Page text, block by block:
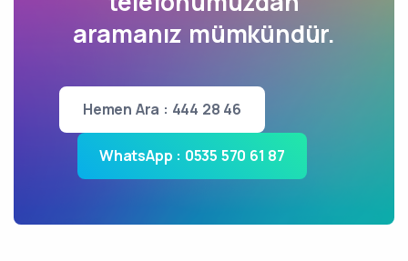
aramanız mümkündür.
Hemen Ara : 444 28 46
WhatsApp : 0535 570 61 87